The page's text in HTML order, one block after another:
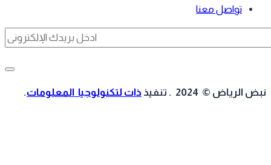
تواصل معنا
الرياض © 2024 . تنفيذ ذات لتكنولوجيا المعلومات.